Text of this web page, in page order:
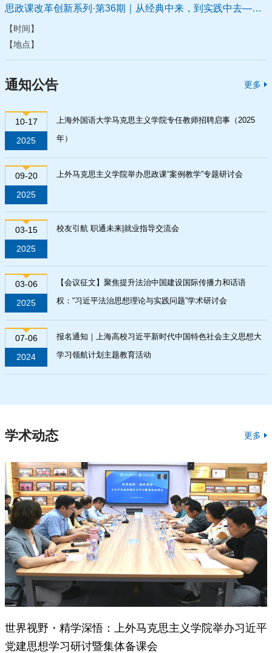
思政课改革创新系列·第36期｜从经典中来，到实践中去——“概论”课程第四届实践研究成果展示交流
【时间】
【地点】
通知公告 更多
10-17
2025
上海外国语大学马克思主义学院专任教师招聘启事（2025
年）
09-20
2025
上外马克思主义学院举办思政课“案例教学”专题研讨会
03-15
2025
校友引航 职通未来|就业指导交流会
03-06
2025
【会议征文】聚焦提升法治中国建设国际传播力和话语
权：“习近平法治思想理论与实践问题”学术研讨会
07-06
2024
报名通知｜上海高校习近平新时代中国特色社会主义思想大
学习领航计划主题教育活动
学术动态 更多
世界视野・精学深悟：上外马克思主义学院举办习近平
党建思想学习研讨暨集体备课会